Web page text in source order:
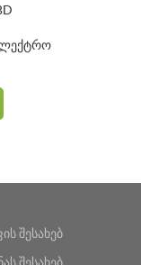
შესახებ
შესახებ